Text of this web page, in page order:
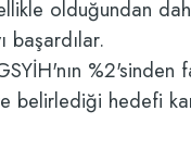
olduğundan
başardılar.
%2'sinden
belirlediği hedefi